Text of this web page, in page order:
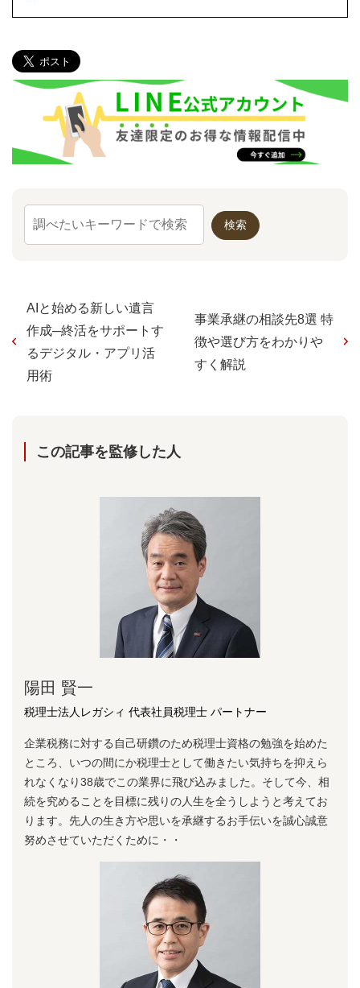
AIと始める新しい遺言
作成─終活をサポートす
るデジタル・アプリ活
用術
事業承継の相談先8選 特
徴や選び方をわかりや
すく解説
この記事を監修した⼈
陽⽥ 賢⼀
税理士法人レガシィ 代表社員税理士 パートナー
企業税務に対する⾃⼰研鑽のため税理⼠資格の勉強を始めた
ところ、いつの間にか税理⼠として働きたい気持ちを抑えら
れなくなり38歳でこの業界に⾶び込みました。そして今、相
続を究めることを⽬標に残りの⼈⽣を全うしようと考えてお
ります。先⼈の⽣き⽅や思いを承継するお⼿伝いを誠⼼誠意
努めさせていただくために・・